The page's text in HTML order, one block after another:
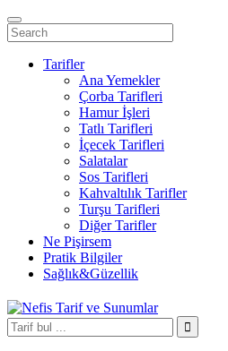
Tarifler
Ana Yemekler
Çorba Tarifleri
Hamur İşleri
Tatlı Tarifleri
İçecek Tarifleri
Salatalar
Sos Tarifleri
Kahvaltılık Tarifler
Turşu Tarifleri
Diğer Tarifler
Ne Pişirsem
Pratik Bilgiler
Sağlık&Güzellik